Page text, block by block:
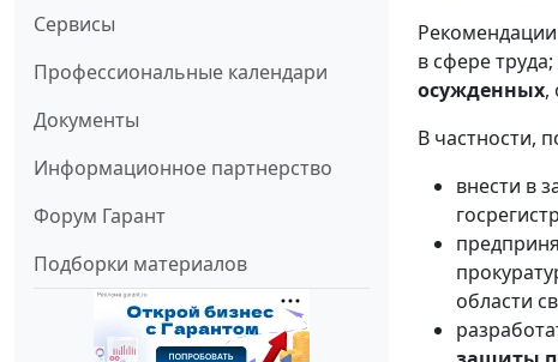
Сервисы
Профессиональные календари
Документы
Информационное партнерство
Форум Гарант
Подборки материалов
в сфере труда;
осужденных,
В частности,
внести в
области